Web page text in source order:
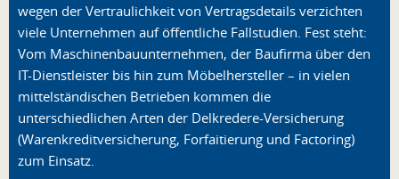
wegen der Vertraulichkeit von Vertragsdetails verzichten
viele Unternehmen auf öffentliche Fallstudien. Fest steht:
Vom Maschinenbauunternehmen, der Baufirma über den
IT-Dienstleister bis hin zum Möbelhersteller – in vielen
mittelständischen Betrieben kommen die
unterschiedlichen Arten der Delkredere-Versicherung
(Warenkreditversicherung, Forfaitierung und Factoring)
zum Einsatz.